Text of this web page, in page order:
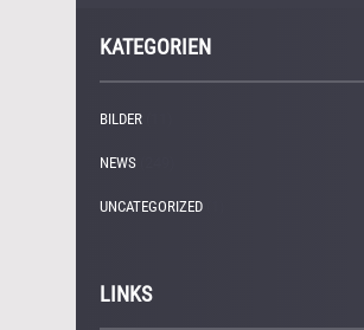
KATEGORIEN
BILDER
NEWS
UNCATEGORIZED
LINKS